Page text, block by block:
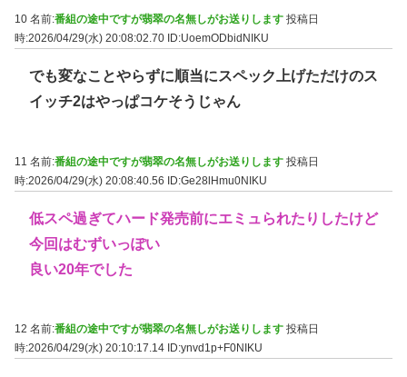
10 名前:番組の途中ですが翡翠の名無しがお送りします 投稿日
時:2026/04/29(水) 20:08:02.70 ID:UoemODbidNIKU
でも変なことやらずに順当にスペック上げただけのス
イッチ2はやっぱコケそうじゃん
11 名前:番組の途中ですが翡翠の名無しがお送りします 投稿日
時:2026/04/29(水) 20:08:40.56 ID:Ge28lHmu0NIKU
低スペ過ぎてハード発売前にエミュられたりしたけど
今回はむずいっぽい
良い20年でした
12 名前:番組の途中ですが翡翠の名無しがお送りします 投稿日
時:2026/04/29(水) 20:10:17.14 ID:ynvd1p+F0NIKU